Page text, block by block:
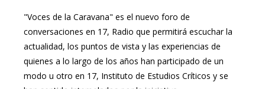
"Voces de laCaravana" es el nuevo foro de
conversaciones en 17, Radio que permitirá escuchar la
actualidad, los puntos de vista y las experiencias de
quienes a lo largo de los años han participado de un
modo u otro en 17, Instituto de Estudios Críticos y se